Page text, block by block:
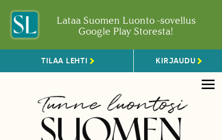
Lataa Suomen Luonto -sovellus
Google Play Storesta!
TILAA LEHTI KIRJAUDU